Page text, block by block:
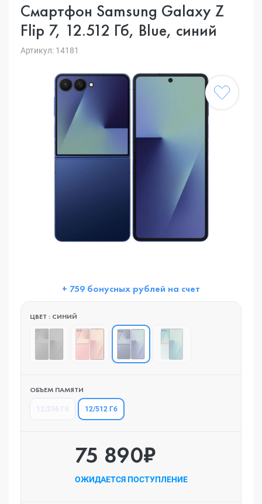
Смартфон Samsung Galaxy Z
Flip 7, 12.512 Гб, Blue, синий
Артикул: 14181
+ 759 бонусных рублей на счет
ЦВЕТ : СИНИЙ
ОБЪЕМ ПАМЯТИ
12/512 Гб
75 890₽
ОЖИДАЕТСЯ ПОСТУПЛЕНИЕ